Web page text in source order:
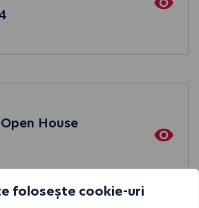
folosește cookie-uri
House